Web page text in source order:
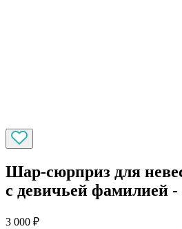
Шар-сюрприз для
с девичьей фамилией
3 000 ₽